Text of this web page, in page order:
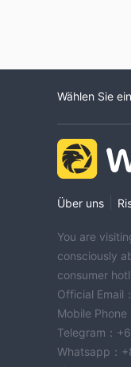
Wählen Sie
Über uns
You are
consciously
consumer
Official Email
Mobile
Telegram：
Whatsapp：